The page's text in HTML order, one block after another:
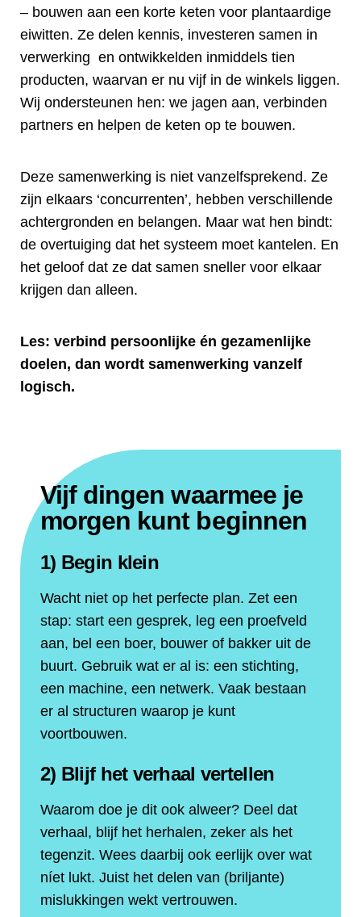
– bouwen aan een korte keten voor plantaardige
eiwitten. Ze delen kennis, investeren samen in
verwerking en ontwikkelden inmiddels tien
producten, waarvan er nu vijf in de winkels liggen.
Wij ondersteunen hen: we jagen aan, verbinden
partners en helpen de keten op te bouwen.
Deze samenwerking is niet vanzelfsprekend. Ze
zijn elkaars ‘concurrenten’, hebben verschillende
achtergronden en belangen. Maar wat hen bindt:
de overtuiging dat het systeem moet kantelen. En
het geloof dat ze dat samen sneller voor elkaar
krijgen dan alleen.
Les: verbind persoonlijke én gezamenlijke
doelen, dan wordt samenwerking vanzelf
logisch.
Vijf dingen waarmee je
morgen kunt beginnen
1) Begin klein
Wacht niet op het perfecte plan. Zet een
stap: start een gesprek, leg een proefveld
aan, bel een boer, bouwer of bakker uit de
buurt. Gebruik wat er al is: een stichting,
een machine, een netwerk. Vaak bestaan
er al structuren waarop je kunt
voortbouwen.
2) Blijf het verhaal vertellen
Waarom doe je dit ook alweer? Deel dat
verhaal, blijf het herhalen, zeker als het
tegenzit. Wees daarbij ook eerlijk over wat
níet lukt. Juist het delen van (briljante)
mislukkingen wekt vertrouwen.